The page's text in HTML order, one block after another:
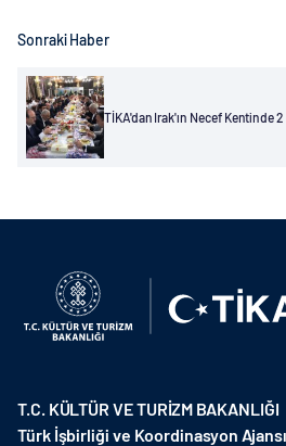
Sonraki Haber
TİKA'dan Irak'ın Necef Kentinde
T.C. KÜLTÜR VE TURİZM BAKANLIĞI
Türk İşbirliği ve Koordinasyon Ajansı